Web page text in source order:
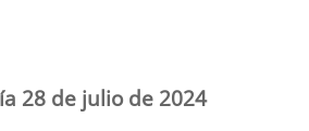
28 de julio de 2024